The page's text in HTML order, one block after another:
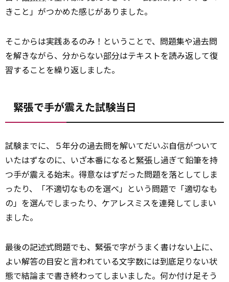
きこと」がつかめた感じがありました。
そこからは実践あるのみ！ということで、問題集や過去問
を解きながら、分からない部分はテキストを読み返して復
習することを繰り返しました。
緊張で手が震えた試験当日
試験までに、５年分の過去問を解いてだいぶ自信がついて
いたはずなのに、いざ本番になると緊張し過ぎて鉛筆を持
つ手が震える始末。得意なはずだった問題を落としてしま
ったり、「不適切なものを選べ」という問題で「適切なも
の」を選んでしまったり、ケアレスミスを連発してしまい
ました。
最後の記述式問題でも、緊張で字がうまく書けない上に、
よい解答の目安と言われている文字数には到底足りない状
態で結論まで書き終わってしまいました。何か付け足そう